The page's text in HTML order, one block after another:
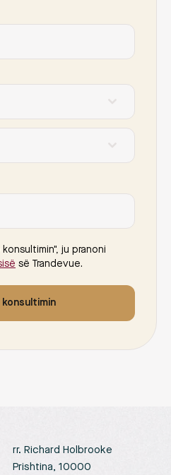
ju pranoni
së Trandevue.
rr. Richard Holbrooke
Prishtina, 10000